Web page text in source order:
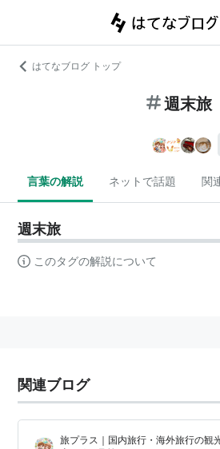
はてなブログ トップ
週末旅
言葉の解説 ネットで話題 関
週末旅
このタグの解説について
関連ブログ
旅プラス｜国内旅行・海外旅行の観